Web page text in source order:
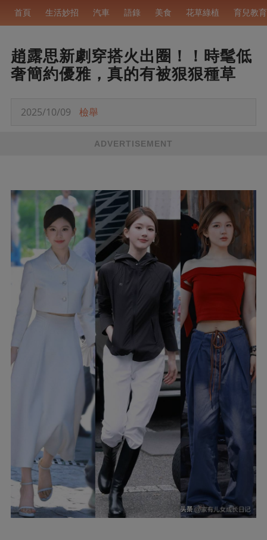
首頁 生活妙招 汽車 語錄 美食 花草綠植 育兒教育
趙露思新劇穿搭火出圈！！時髦低
奢簡約優雅，真的有被狠狠種草
2025/10/09 檢舉
ADVERTISEMENT